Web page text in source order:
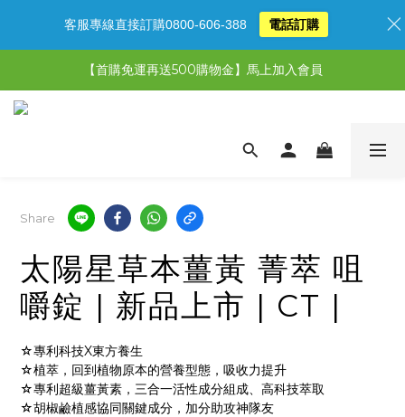
【限時特惠】全館滿1,000送500購物金！
【限時特惠】超值5選3，最高現省1,770元
【首購免運再送500購物金】馬上加入會員
Share
太陽星草本薑黃 菁萃 咀
嚼錠 | 新品上市 | CT |
☆專利科技X東方養生
☆植萃，回到植物原本的營養型態，吸收力提升
☆專利超級薑黃素，三合一活性成分組成、高科技萃取
☆胡椒鹼植感協同關鍵成分，加分助攻神隊友
客服專線直接訂購0800-606-388 電話訂購